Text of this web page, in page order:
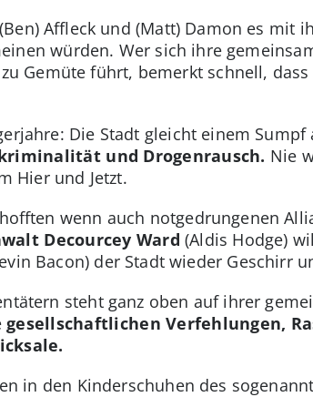
Affleck und (Matt) Damon es mit
würden. Wer sich ihre
zu Gemüte führt, bemerkt schnell,
Die Stadt gleicht einem Sumpf
und Drogenrausch. Nie
Hier und Jetzt.
wenn auch notgedrungenen
Decourcey Ward (Aldis Hodge)
Bacon) der Stadt wieder Geschirr
steht ganz oben auf ihrer
gesellschaftlichen Verfehlungen,
in den Kinderschuhen des